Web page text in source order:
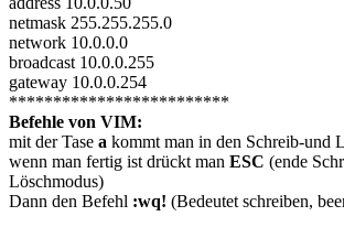
netmask 255.255.255.0
network 10.0.0.0
broadcast 10.0.0.255
gateway 10.0.0.254
*************************
Befehle von VIM:
mit der Tase a kommt man in den Schreib-und
wenn man fertig ist drückt man ESC (ende
Löschmodus)
Dann den Befehl :wq! (Bedeutet schreiben,